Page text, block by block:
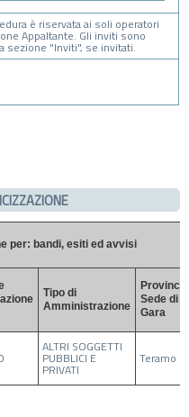
è riservata ai soli operatori
Appaltante. Gli inviti sono
sezione "Inviti", se invitati.
per: bandi, esiti ed avvisi
Tipo di
Amministrazione
Provincia
Sede di
Gara
ALTRI SOGGETTI
PUBBLICI E
PRIVATI
Teramo